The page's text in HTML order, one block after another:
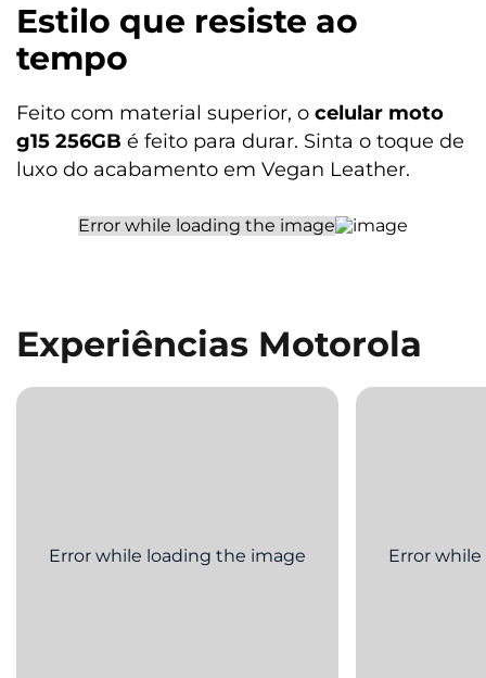
Estilo que resiste ao
tempo
Feito com material superior, o celular moto
g15 256GB é feito para durar. Sinta o toque de
luxo do acabamento em Vegan Leather.
Experiências Motorola